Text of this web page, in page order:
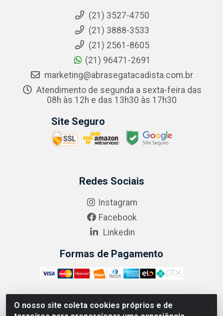
O nosso site coleta cookies próprios e de
(21) 3527-4750
(21) 3888-3533
(21) 2561-8605
(21) 96471-2691
marketing@abrasegatacadista.com.br
Atendimento de segunda a sexta-feira das
08h às 12h e das 13h30 às 17h30
Site Seguro
Redes Sociais
Instagram
Facebook
Linkedin
Formas de Pagamento
ABRASEG COMÉRCIO ATACADISTA LTDA - CNPJ: